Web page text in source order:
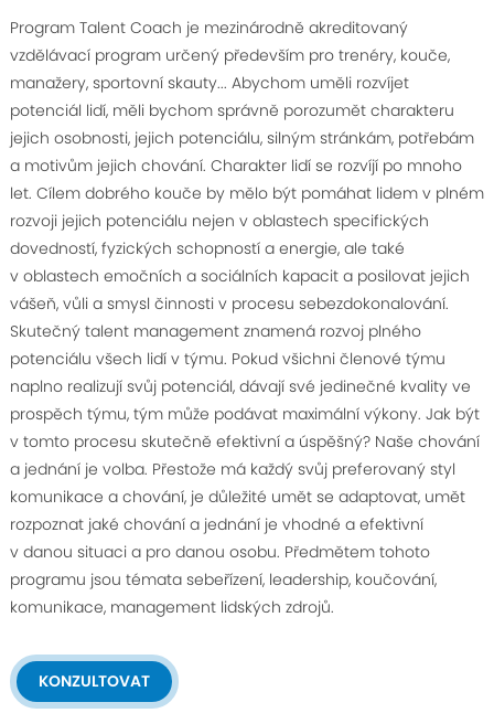
Program Talent Coach je mezinárodně akreditovaný
vzdělávací program určený především pro trenéry, kouče,
manažery, sportovní skauty... Abychom uměli rozvíjet
potenciál lidí, měli bychom správně porozumět charakteru
jejich osobnosti, jejich potenciálu, silným stránkám, potřebám
a motivům jejich chování. Charakter lidí se rozvíjí po mnoho
let. Cílem dobrého kouče by mělo být pomáhat lidem v plném
rozvoji jejich potenciálu nejen v oblastech specifických
dovedností, fyzických schopností a energie, ale také
v oblastech emočních a sociálních kapacit a posilovat jejich
vášeň, vůli a smysl činnosti v procesu sebezdokonalování.
Skutečný talent management znamená rozvoj plného
potenciálu všech lidí v týmu. Pokud všichni členové týmu
naplno realizují svůj potenciál, dávají své jedinečné kvality ve
prospěch týmu, tým může podávat maximální výkony. Jak být
v tomto procesu skutečně efektivní a úspěšný? Naše chování
a jednání je volba. Přestože má každý svůj preferovaný styl
komunikace a chování, je důležité umět se adaptovat, umět
rozpoznat jaké chování a jednání je vhodné a efektivní
v danou situaci a pro danou osobu. Předmětem tohoto
programu jsou témata sebeřízení, leadership, koučování,
komunikace, management lidských zdrojů.
KONZULTOVAT